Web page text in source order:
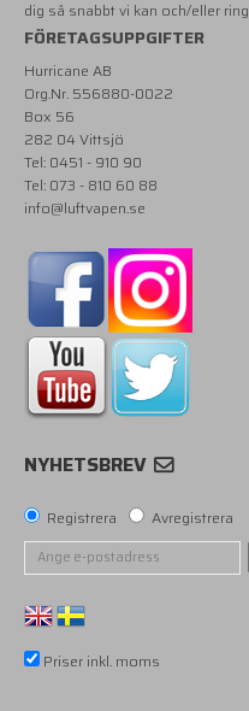
dig så snabbt vi kan och/eller
FÖRETAGSUPPGIFTER
Hurricane AB
Org.Nr. 556880-0022
Box 56
282 04 Vittsjö
Tel: 0451 - 910 90
Tel: 073 - 810 60 88
info@luftvapen.se
NYHETSBREV
Registrera
Avregistrera
Priser inkl. moms